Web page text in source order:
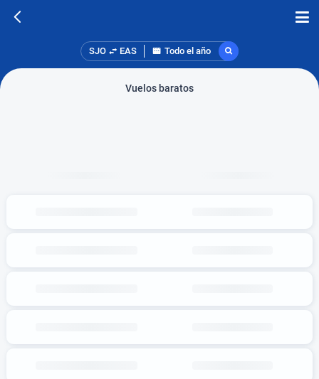
SJO EAS Todo el año
Vuelos baratos